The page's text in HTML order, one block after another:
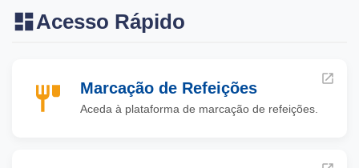
Acesso Rápido
Marcação de Refeições
Aceda à plataforma de marcação de refeições.